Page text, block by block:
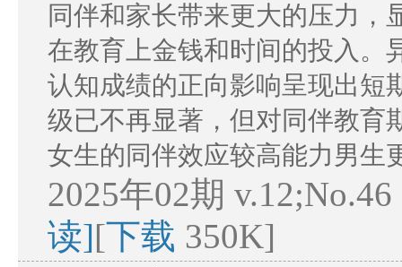
同伴和家长带来更大的压力，
在教育上金钱和时间的投入。
认知成绩的正向影响呈现出短
级已不再显著，但对同伴教育
女生的同伴效应较高能力男生
2025年02期
读][下载 350K]